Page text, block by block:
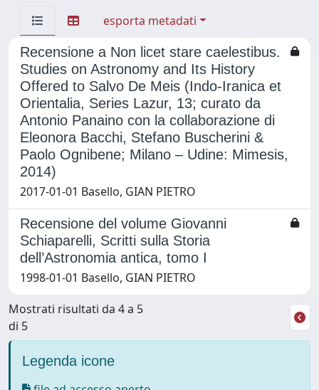
esporta metadati
Recensione a Non licet stare caelestibus.
Studies on Astronomy and Its History
Offered to Salvo De Meis (Indo-Iranica et
Orientalia, Series Lazur, 13; curato da
Antonio Panaino con la collaborazione di
Eleonora Bacchi, Stefano Buscherini &
Paolo Ognibene; Milano – Udine: Mimesis,
2014)
2017-01-01 Basello, GIAN PIETRO
Recensione del volume Giovanni
Schiaparelli, Scritti sulla Storia
dell’Astronomia antica, tomo I
1998-01-01 Basello, GIAN PIETRO
Mostrati risultati da 4 a 5
di 5
Legenda icone